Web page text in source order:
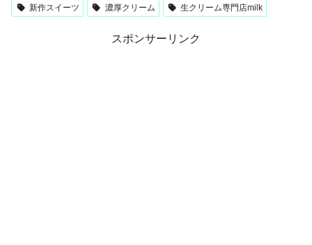
新作スイーツ 濃厚クリーム 生クリーム専門店milk
スポンサーリンク